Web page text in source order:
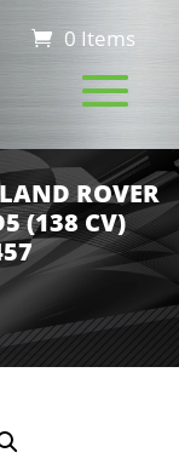
0 Items
ROVER
(138 CV)